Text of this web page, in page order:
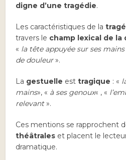
digne d’une tragédie.
Les caractéristiques de la
travers le champ lexical de la
« la tête appuyée sur ses mains
de douleur».
La gestuelle esttragique : «
mains», « à ses genoux« , «
relevant».
Ces mentions se rapprochent
théâtrales et placent le
dramatique.